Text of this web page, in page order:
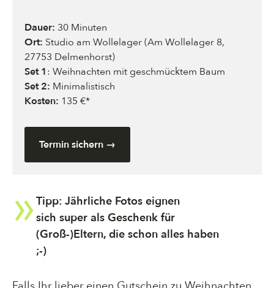
Dauer: 30 Minuten
Ort: Studio am Wollelager (Am Wollelager 8,
27753 Delmenhorst)
Set 1: Weihnachten mit geschmücktem Baum
Set 2: Minimalistisch
Kosten: 135 €*
Termin sichern →
Tipp: Jährliche Fotos eignen
sich super als Geschenk für
(Groß-)Eltern, die schon alles haben
;-)